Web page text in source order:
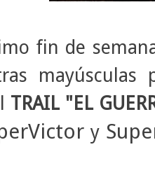
fin de
mayúsculas
TRAIL "EL
y